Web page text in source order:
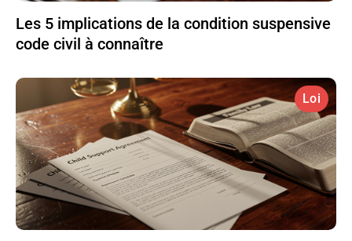
Les 5 implications de la condition suspensive
code civil à connaître
Loi